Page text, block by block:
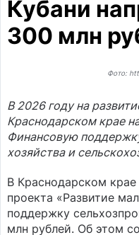
Кубани
300 млн
Фото:
В 2026 году на
Краснодарском крае
Финансовую
хозяйства и
В Краснодарском
проекта «Развитие
поддержку
млн рублей. Об этом